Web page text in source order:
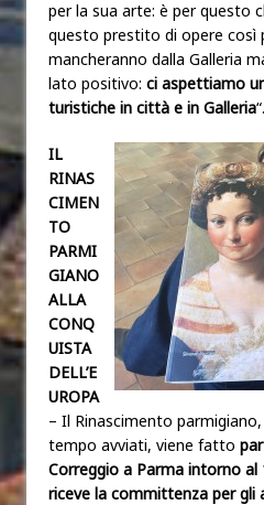
per la sua arte: è per questo
questo prestito di opere così
mancheranno dalla Galleria
lato positivo: ci aspettiamo
turistiche in città e in Galleria“.
IL
RINAS
CIMEN
TO
PARMI
GIANO
ALLA
CONQ
UISTA
DELL’E
UROPA
– Il Rinascimento
tempo avviati, viene fatto
Correggio a Parma intorno al
riceve la committenza per gli